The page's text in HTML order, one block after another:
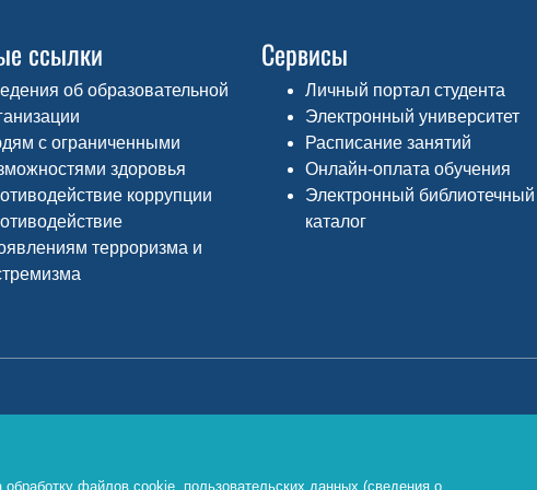
ссылки
об образовательной
с ограниченными
здоровья
коррупции
терроризма и
Сервисы
Личный портал студента
Электронный университет
Расписание занятий
Онлайн-оплата обучения
Электронный библиотечный
каталог
файлов cookie, пользовательских данных (сведения о